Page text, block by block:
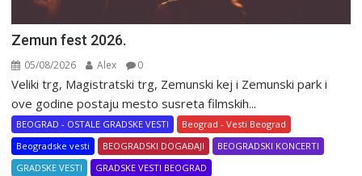
Zemun fest 2026.
05/08/2026 Alex 0
Veliki trg, Magistratski trg, Zemunski kej i Zemunski park i
ove godine postaju mesto susreta filmskih...
BEOGRAD - OSTALE GRADSKE VESTI
Beograd - Vesti Beograd
Beogradske vesti
BEOGRADSKI DOGAĐAJI
BEOGRADSKI KONCERTI
GRADSKE VESTI
GRADSKE VESTI BEOGRAD